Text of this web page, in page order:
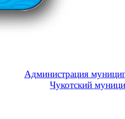
Администрация
Чукотский